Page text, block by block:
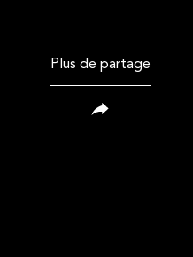
Plus de partage